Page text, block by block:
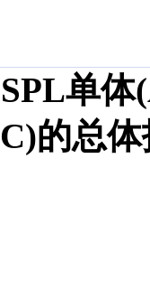
单
的总